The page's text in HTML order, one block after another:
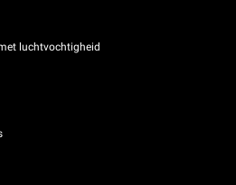
luchtvochtigheid